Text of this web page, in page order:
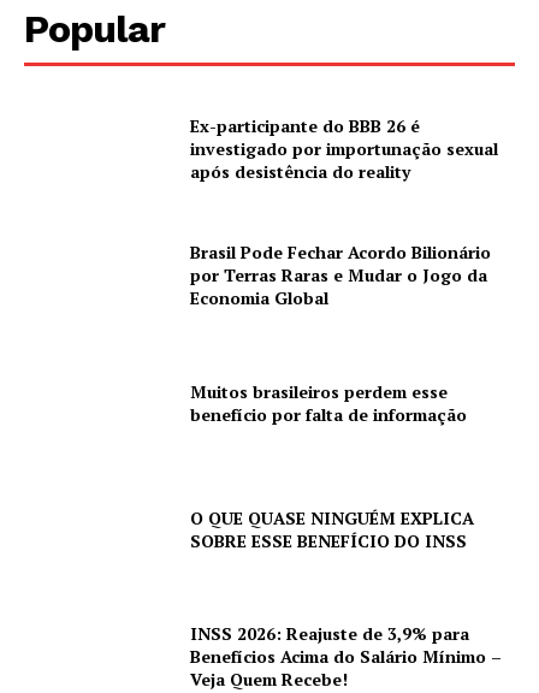
Popular
Ex-participante do BBB 26 é
investigado por importunação sexual
após desistência do reality
Brasil Pode Fechar Acordo Bilionário
por Terras Raras e Mudar o Jogo da
Economia Global
Muitos brasileiros perdem esse
benefício por falta de informação
O QUE QUASE NINGUÉM EXPLICA
SOBRE ESSE BENEFÍCIO DO INSS
INSS 2026: Reajuste de 3,9% para
Benefícios Acima do Salário Mínimo –
Veja Quem Recebe!